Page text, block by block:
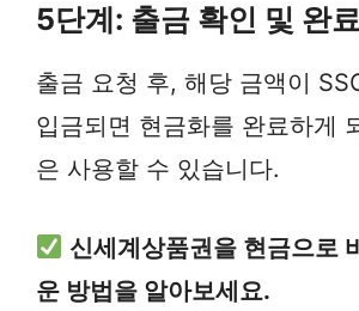
5단계: 출금 확인 및 완
출금 요청 후, 해당 금액이
입금되면 현금화를 완료하게
은 사용할 수 있습니다.
신세계상품권을 현금으로
운 방법을 알아보세요.